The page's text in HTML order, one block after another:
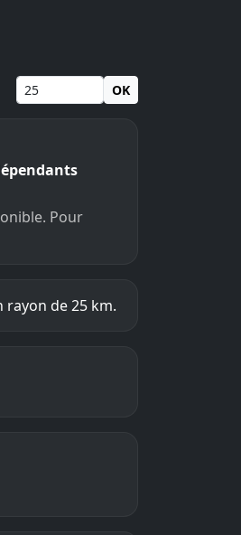
OK
Pour
rayon de 25 km.